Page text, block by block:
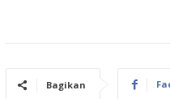
Bagikan